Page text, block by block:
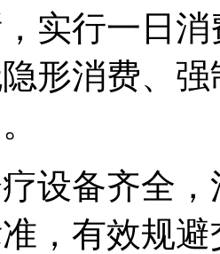
实行一日
形消费、
备齐全，
，有效规